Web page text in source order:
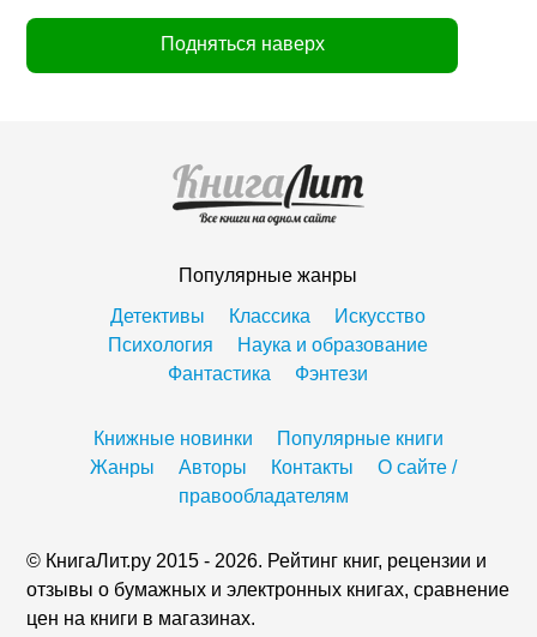
Подняться наверх
Популярные жанры
Детективы
Классика
Искусство
Психология
Наука и образование
Фантастика
Фэнтези
Книжные новинки
Популярные книги
Жанры
Авторы Контакты
О сайте /
правообладателям
© КнигаЛит.ру 2015 - 2026. Рейтинг книг, рецензии и
отзывы о бумажных и электронных книгах, сравнение
цен на книги в магазинах.